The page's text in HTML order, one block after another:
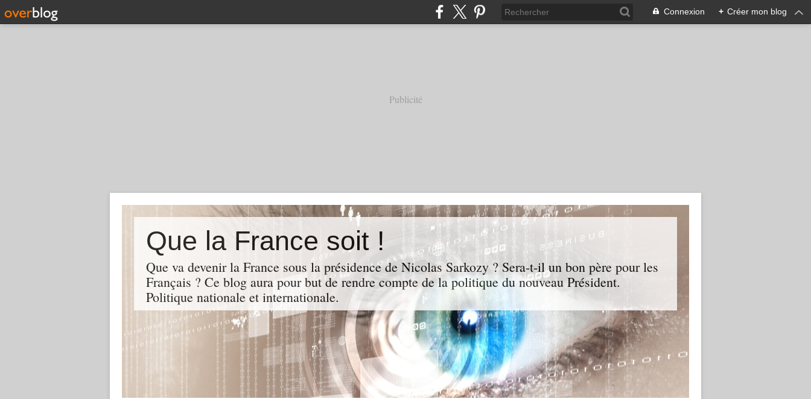
Connexion + Créer mon blog
Publicité
Que la France soit !
Que va devenir la France sous la présidence de Nicolas Sarkozy ? Sera-t-il un bon père pour les
Français ? Ce blog aura pour but de rendre compte de la politique du nouveau Président.
Politique nationale et internationale.